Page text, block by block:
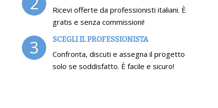
Ricevi offerte da professionisti italiani. È
gratis e senza commissioni!
3 SCEGLI IL PROFESSIONISTA
Confronta, discuti e assegna il progetto
solo se soddisfatto. È facile e sicuro!